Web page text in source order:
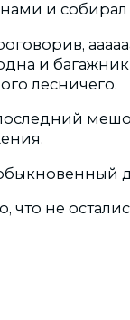
и
и
лесничего.
что не